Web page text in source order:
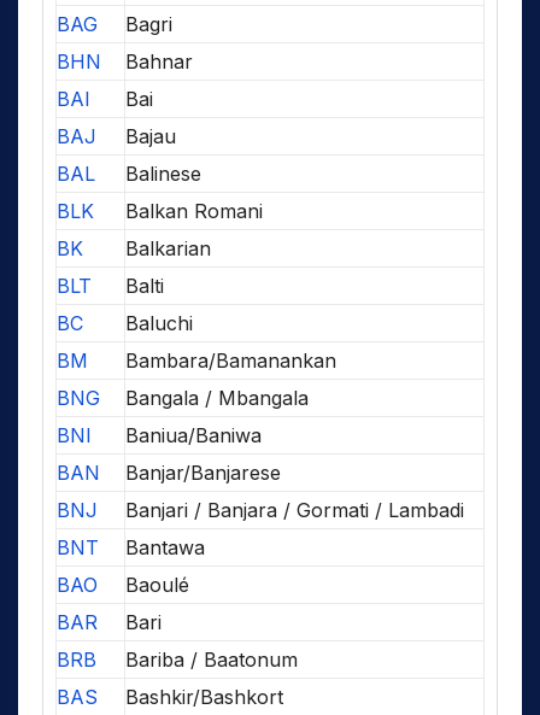
BAG
Bagri
BHN
Bahnar
BAI
Bai
BAJ
Bajau
BAL
Balinese
BLK
Balkan Romani
BK
Balkarian
BLT
Balti
BC
Baluchi
BM
Bambara/Bamanankan
BNG
Bangala / Mbangala
BNI
Baniua/Baniwa
BAN
Banjar/Banjarese
BNJ
Banjari / Banjara / Gormati / Lambadi
BNT
Bantawa
BAO
Baoulé
BAR
Bari
BRB
Bariba / Baatonum
BAS
Bashkir/Bashkort